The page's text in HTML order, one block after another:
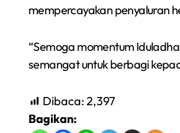
mempercayakan penyaluran
“Semoga momentum
semangat untuk berbagi
Dibaca: 2,397
Bagikan: